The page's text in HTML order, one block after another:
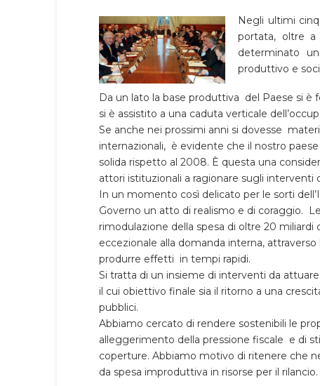
Negli ultimi
portata, oltre a
determinato
produttivo e
Da un lato la base produttiva del Paese si
si è assistito a una caduta verticale
Se anche nei prossimi anni si dovesse
internazionali, è evidente che il nostro
solida rispetto al 2008. È questa una
attori istituzionali a ragionare sugli interventi
In un momento così delicato per le sorti
Governo un atto di realismo e di coraggio.
rimodulazione della spesa di oltre 20
eccezionale alla domanda interna,
produrre effetti in tempi rapidi.
Si tratta di un insieme di interventi da
il cui obiettivo finale sia il ritorno a una
pubblici.
Abbiamo cercato di rendere sostenibili le
alleggerimento della pressione fiscale e di
coperture. Abbiamo motivo di ritenere che
da spesa improduttiva in risorse per il rilancio.